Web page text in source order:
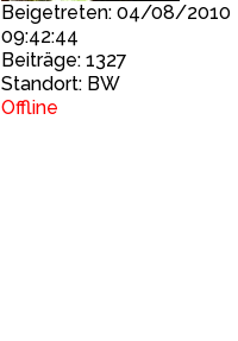
Beigetreten: 04/08/2010
09:42:44
Beiträge: 1327
Standort: BW
Offline